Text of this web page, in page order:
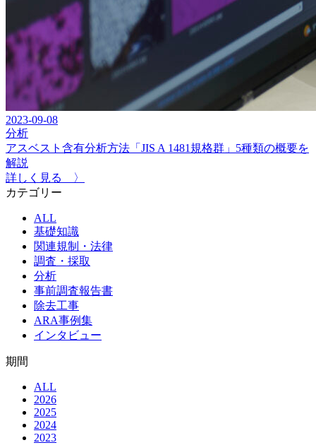
2023-09-08
分析
アスベスト含有分析方法「JIS A 1481規格群」5種類の概要を
解説
詳しく見る 〉
カテゴリー
ALL
基礎知識
関連規制・法律
調査・採取
分析
事前調査報告書
除去⼯事
ARA事例集
インタビュー
期間
ALL
2026
2025
2024
2023